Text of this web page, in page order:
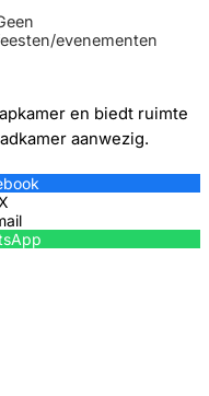
evenementen
en biedt ruimte
aanwezig.